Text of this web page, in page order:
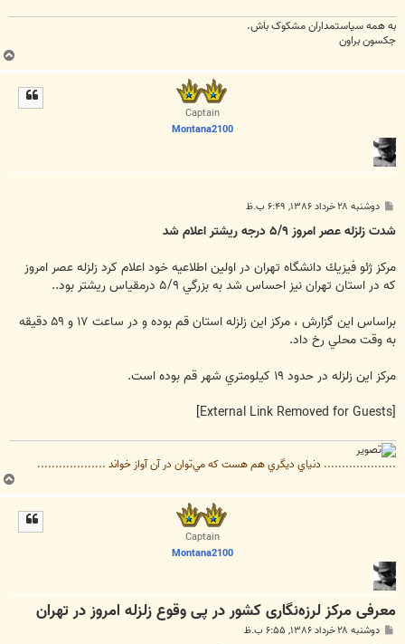
به همه سياستمداران مشکوک باش.
جکسون براون
Captain
Montana2100
ت
دوشنبه ۲۸ خرداد ۱۳۸۶, ۶:۴۹ ب.ظ
شدت زلزله عصر امروز ‪ ۵/۹‬درجه ريشتر اعلام شد
مركز ژئو فيزيك دانشگاه تهران در اولين اطلاعيه خود اعلام كرد زلزله عصر امروز
كه در استان تهران نيز احساس شد به بزرگي ‪ ۵/۹‬درمقياس ريشتر بود..
براساس اين گزارش ، مركز اين زلزله استان قم بوده و در ساعت ‪۱۷‬ و ‪ ۵۹‬دقيقه
به وقت محلي رخ داد.
مركز اين زلزله در حدود ‪ ۱۹‬كيلومتري شهر قم بوده است.
[External Link Removed for Guests]
.................... دنياي ديگري هم هست كه مي‌توان در آن آواز خواند ...................
Captain
Montana2100
معرفی مركز لرزه‌نگاری کشور در پی وقوع زلزله امروز در تهران
دوشنبه ۲۸ خرداد ۱۳۸۶, ۶:۵۵ ب.ظ